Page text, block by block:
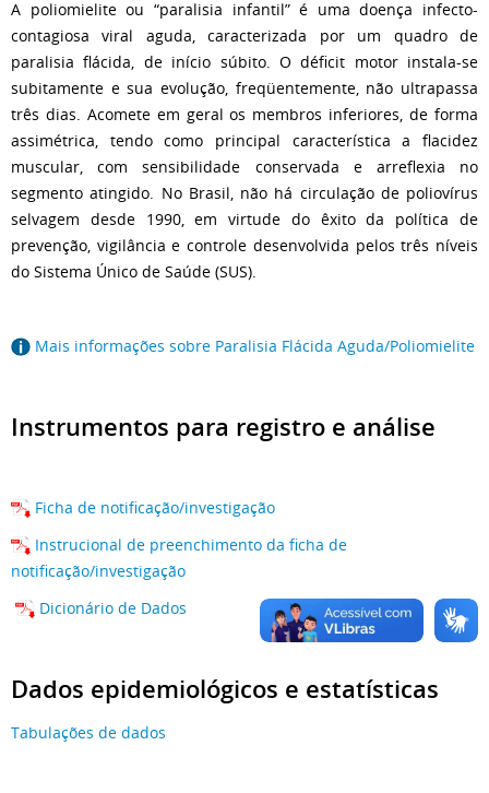
A poliomielite ou “paralisia infantil” é uma doença infecto-
contagiosa viral aguda, caracterizada por um quadro de
paralisia flácida, de início súbito. O déficit motor instala-se
subitamente e sua evolução, freqüentemente, não ultrapassa
três dias. Acomete em geral os membros inferiores, de forma
assimétrica, tendo como principal característica a flacidez
muscular, com sensibilidade conservada e arreflexia no
segmento atingido. No Brasil, não há circulação de poliovírus
selvagem desde 1990, em virtude do êxito da política de
prevenção, vigilância e controle desenvolvida pelos três níveis
do Sistema Único de Saúde (SUS).
Mais informações sobre Paralisia Flácida Aguda/Poliomielite
Instrumentos para registro e análise
Ficha de notificação/investigação
Instrucional de preenchimento da ficha de
notificação/investigação
Dicionário de Dados
Dados epidemiológicos e estatísticas
Tabulações de dados